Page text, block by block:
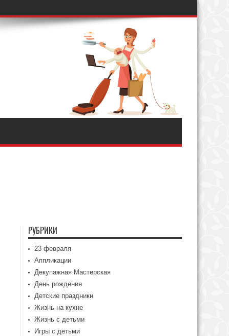
РУБРИКИ
23 февраля
Аппликации
Декупажная Мастерская
День рождения
Детские праздники
Жизнь на кухне
Жизнь с детьми
Игры с детьми